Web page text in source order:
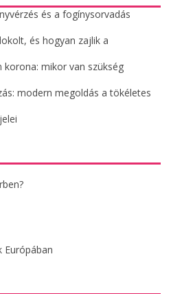
és a fogínysorvadás
és hogyan zajlik a
mikor van szükség
modern megoldás a tökéletes
Európában